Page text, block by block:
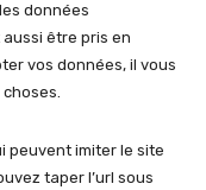
données
être pris en
vos données, il vous
peuvent imiter le site
taper l’url sous